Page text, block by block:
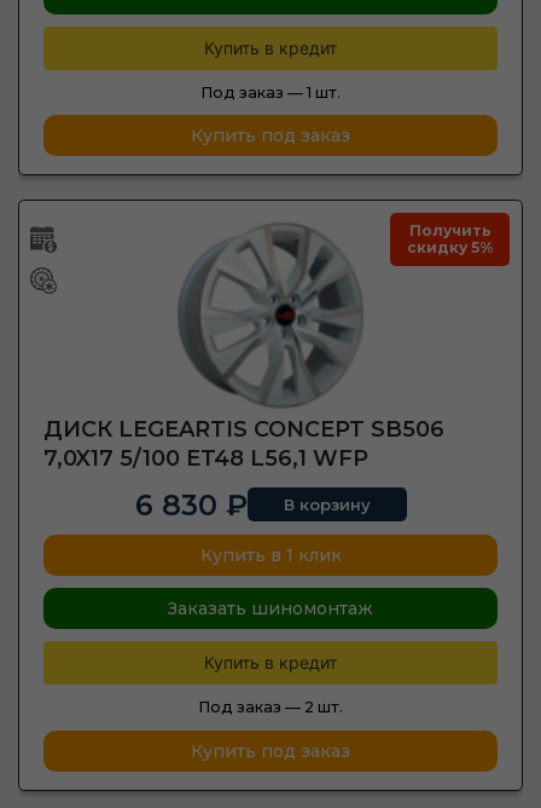
Купить в кредит
Под заказ — 1 шт.
Купить под заказ
Получить
скидку 5%
ДИСК LEGEARTIS CONCEPT SB506
7,0X17 5/100 ET48 L56,1 WFP
6 830 ₽ В корзину
Купить в 1 клик
Заказать шиномонтаж
Купить в кредит
Под заказ — 2 шт.
Купить под заказ